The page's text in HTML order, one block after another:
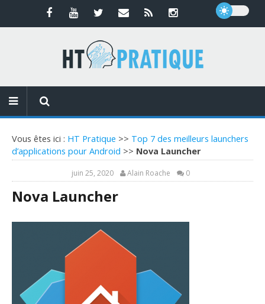
Vous êtes ici : HT Pratique >> Top 7 des meilleurs launchers
d’applications pour Android >> Nova Launcher
juin 25, 2020 Alain Roache 0
Nova Launcher